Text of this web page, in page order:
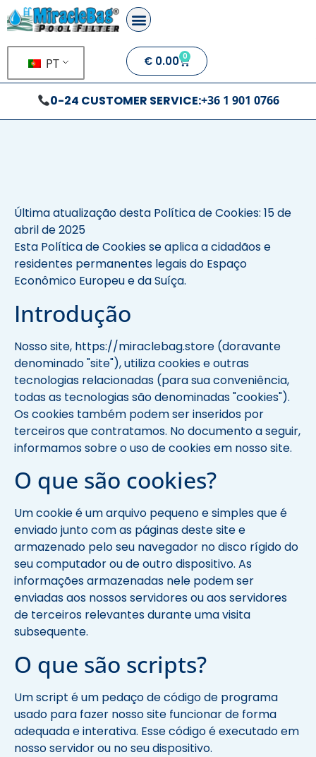
PT € 0.00 0
0-24 CUSTOMER SERVICE:+36 1 901 0766
Última atualização desta Política de Cookies: 15 de
abril de 2025
Esta Política de Cookies se aplica a cidadãos e
residentes permanentes legais do Espaço
Econômico Europeu e da Suíça.
Introdução
Nosso site, https://miraclebag.store (doravante
denominado "site"), utiliza cookies e outras
tecnologias relacionadas (para sua conveniência,
todas as tecnologias são denominadas "cookies").
Os cookies também podem ser inseridos por
terceiros que contratamos. No documento a seguir,
informamos sobre o uso de cookies em nosso site.
O que são cookies?
Um cookie é um arquivo pequeno e simples que é
enviado junto com as páginas deste site e
armazenado pelo seu navegador no disco rígido do
seu computador ou de outro dispositivo. As
informações armazenadas nele podem ser
enviadas aos nossos servidores ou aos servidores
de terceiros relevantes durante uma visita
subsequente.
O que são scripts?
Um script é um pedaço de código de programa
usado para fazer nosso site funcionar de forma
adequada e interativa. Esse código é executado em
nosso servidor ou no seu dispositivo.